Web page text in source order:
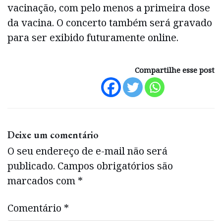
vacinação, com pelo menos a primeira dose
da vacina. O concerto também será gravado
para ser exibido futuramente online.
Compartilhe esse post
Deixe um comentário
O seu endereço de e-mail não será
publicado. Campos obrigatórios são
marcados com *
Comentário *